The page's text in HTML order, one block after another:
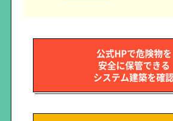
公式HPで危険物を
安全に保管できる
システム建築を確認